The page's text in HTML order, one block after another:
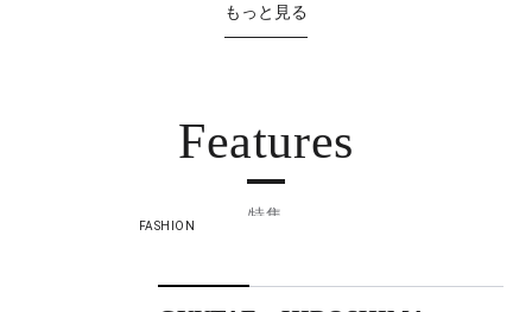
もっと見る
Features
特集
FASHION